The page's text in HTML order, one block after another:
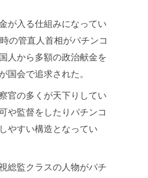
が入る仕組みになってい
の管直人首相がパチンコ
人から多額の政治献金を
国会で追求された。
官の多くが天下りしてい
や監督をしたりパチンコ
やすい構造となってい
総監クラスの人物がパチ